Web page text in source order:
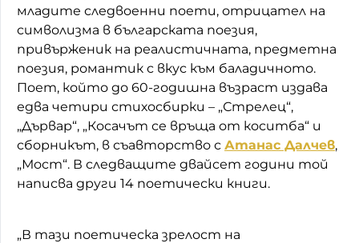
младите следвоенни поети, отрицател на
символизма в българската поезия,
привърженик на реалистичната, предметна
поезия, романтик с вкус към баладичното.
Поет, който до 60-годишна възраст издава
едва четири стихосбирки – „Стрелец“,
„Дървар“, „Косачът се връща от коситба“ и
сборникът, в съавторство с Атанас Далчев,
„Мост“. В следващите двайсет години той
написва други 14 поетически книги.
„В тази поетическа зрелост на